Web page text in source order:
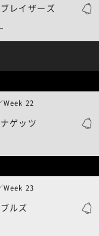
ブレイザーズ
ナゲッツ
22
ブルズ
23